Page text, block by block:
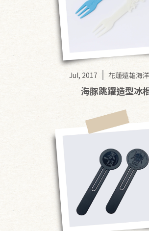
Jul, 2017 花蓮遠雄海
海豚跳躍造型冰